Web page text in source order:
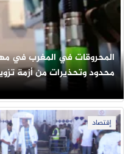
المحروقات في المغرب في
محدود وتحذيرات من أزمة
إقتصاد